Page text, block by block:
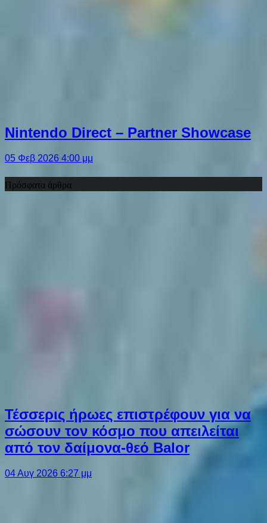
Nintendo Direct – Partner Showcase
05 Φεβ 2026 4:00 μμ
Πρόσφατα άρθρα
Τέσσερις ήρωες επιστρέφουν για να
σώσουν τον κόσμο που απειλείται
από τον δαίμονα-θεό Balor
04 Αυγ 2026 6:27 μμ